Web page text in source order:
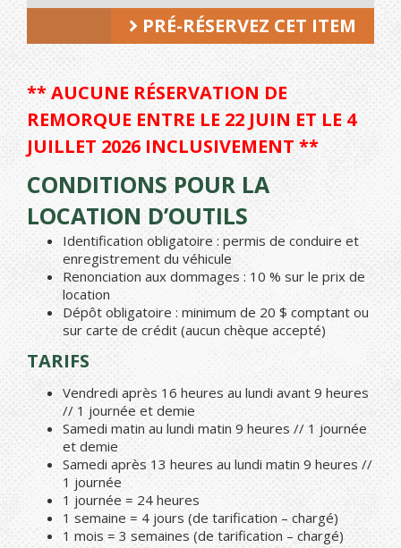
PRÉ-RÉSERVEZ CET ITEM
** AUCUNE RÉSERVATION DE
REMORQUE ENTRE LE 22 JUIN ET LE 4
JUILLET 2026 INCLUSIVEMENT **
CONDITIONS POUR LA
LOCATION D’OUTILS
Identification obligatoire : permis de conduire et
enregistrement du véhicule
Renonciation aux dommages : 10 % sur le prix de
location
Dépôt obligatoire : minimum de 20 $ comptant ou
sur carte de crédit (aucun chèque accepté)
TARIFS
Vendredi après 16 heures au lundi avant 9 heures
// 1 journée et demie
Samedi matin au lundi matin 9 heures // 1 journée
et demie
Samedi après 13 heures au lundi matin 9 heures //
1 journée
1 journée = 24 heures
1 semaine = 4 jours (de tarification – chargé)
1 mois = 3 semaines (de tarification – chargé)